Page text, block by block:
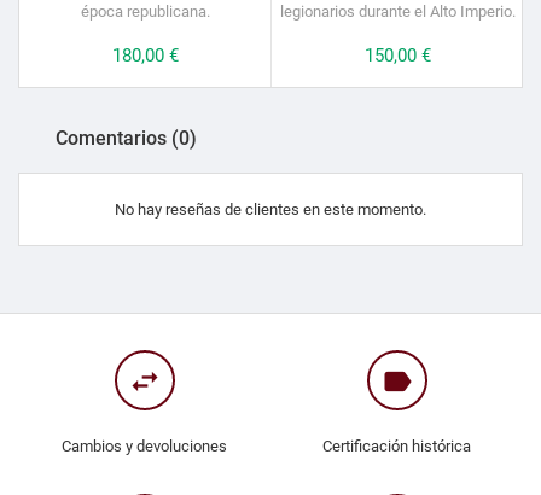
época republicana.
Precio
180,00 €
legionarios durante el Alto Imperio.
Precio
150,00 €
Comentarios (0)
No hay reseñas de clientes en este momento.
swap_horiz
Cambios y devoluciones
label
Certificación histórica